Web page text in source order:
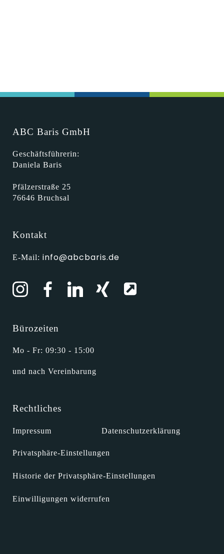
ABC Baris GmbH
Geschäftsführerin:
Daniela Baris
Pfälzerstraße 25
76646 Bruchsal
Kontakt
E-Mail: info@abcbaris.de
Bürozeiten
Mo - Fr: 09:30 - 15:00
und nach Vereinbarung
Rechtliches
Impressum Datenschutzerklärung
Privatsphäre-Einstellungen
Historie der Privatsphäre-Einstellungen
Einwilligungen widerrufen